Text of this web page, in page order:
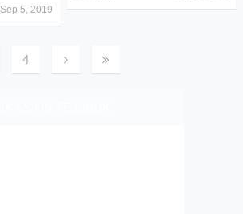
Sep 5, 2019
4